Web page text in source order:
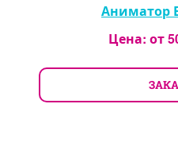
Аниматор
Цена: от